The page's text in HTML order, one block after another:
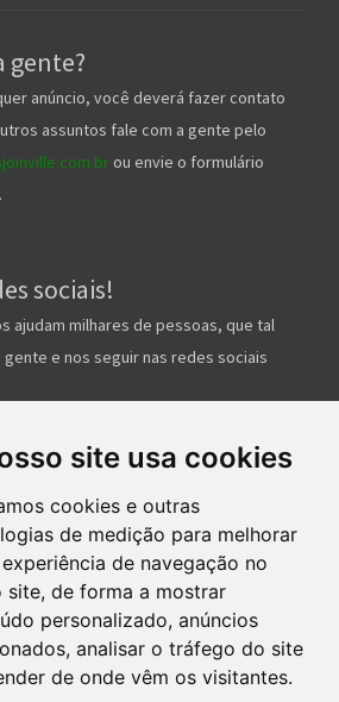
site usa cookies
cookies e outras
de medição para melhorar
de navegação no
site, de forma a mostrar
personalizado, anúncios
analisar o tráfego do site
de onde vêm os visitantes.
gente?
anúncio, você deverá fazer contato
assuntos fale com a gente pelo
ou envie o formulário
.
sociais!
ajudam milhares de pessoas, que tal
e nos seguir nas redes sociais
Faça seu cadastro
Central de ajuda
uso Inserir anúncio grátis